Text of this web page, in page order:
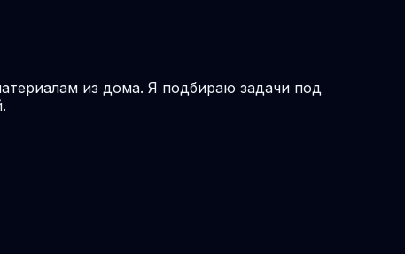
из дома. Я подбираю задачи под